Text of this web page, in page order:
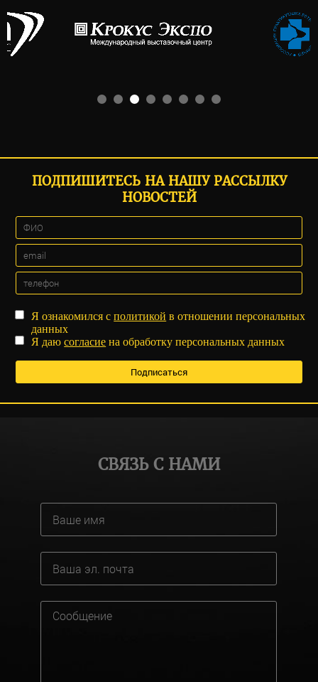
ПОДПИШИТЕСЬ НА НАШУ РАССЫЛКУ
НОВОСТЕЙ
Я ознакомился сполитикой в отношении персональных
данных
Я даюсогласие на обработку персональных данных
СВЯЗЬ С НАМИ